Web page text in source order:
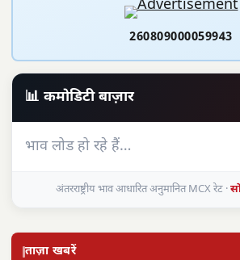
260809000059943
📊 कमोडिटी बाज़ार
भाव लोड हो रहे हैं…
अंतरराष्ट्रीय भाव आधारित अनुमानित MCX रेट ·
ताज़ा खबरें